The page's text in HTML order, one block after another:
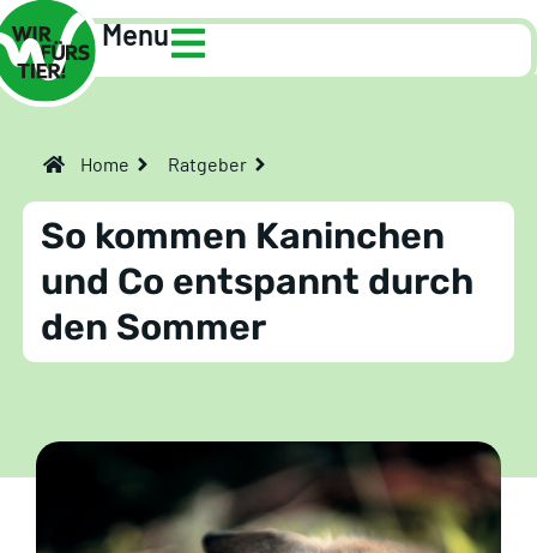
Menu
Home Ratgeber
So kommen Kaninchen
und Co entspannt durch
den Sommer